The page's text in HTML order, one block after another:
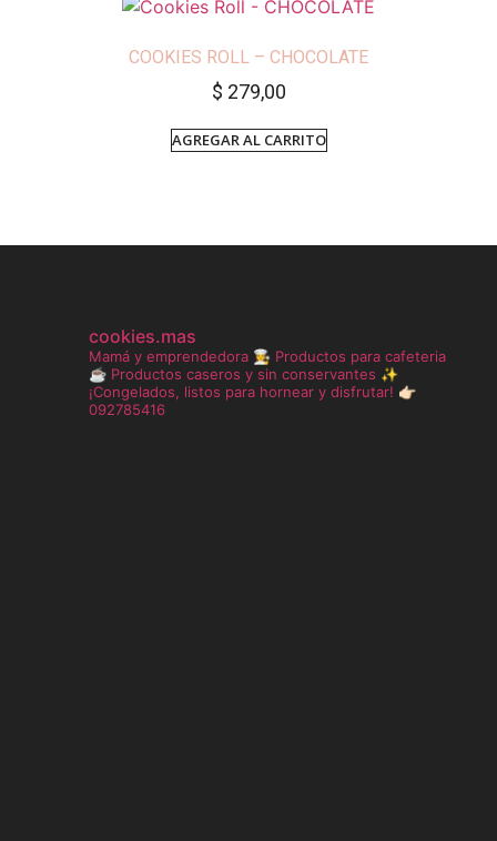
COOKIES ROLL – CHOCOLATE
$ 279,00
AGREGAR AL CARRITO
cookies.mas
Mamá y emprendedora 👩‍🍳 Productos para cafeteria
☕️ Productos caseros y sin conservantes ✨
¡Congelados, listos para hornear y disfrutar! 👉🏻
092785416